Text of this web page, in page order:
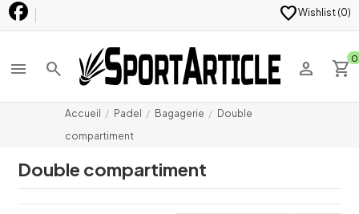
favoriteWishlist (0)
menu search person shopping_cart0
Accueil Padel Bagagerie
Double
compartiment
Double compartiment